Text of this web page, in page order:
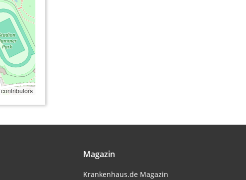
contributors
Magazin
Krankenhaus.de Magazin